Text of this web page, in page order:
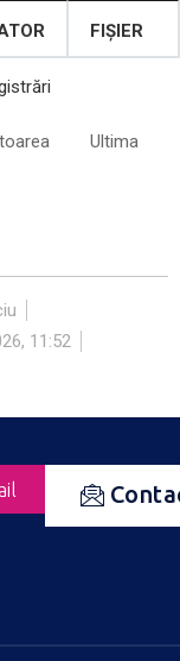
FIȘIER
Ultima
11:52